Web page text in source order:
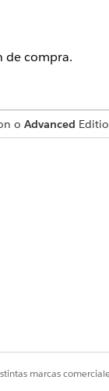
de compra.
o Advanced
miembros
marcas